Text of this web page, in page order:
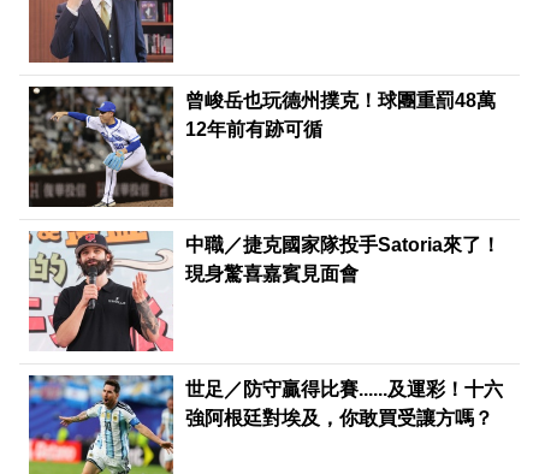
曾峻岳也玩德州撲克！球團重罰48萬
12年前有跡可循
中職／捷克國家隊投手Satoria來了！
現身驚喜嘉賓見面會
世足／防守贏得比賽......及運彩！十六
強阿根廷對埃及，你敢買受讓方嗎？